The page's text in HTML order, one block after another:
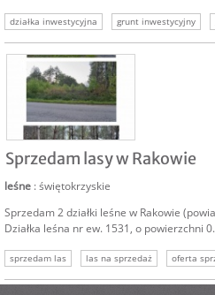
działka inwestycyjna grunt inwestycyjny
działki komercyjne
nieruchomość
działka deweloperska
Sprzedam lasy w Rakowie
leśne : świętokrzyskie
Sprzedam 2 działki leśne w Rakowie
Działka leśna nr ew. 1531, o powierzchni
sprzedam las las na sprzedaż oferta
grunty leśne
nieruchomość leśna